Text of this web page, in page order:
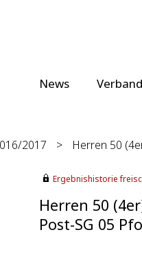
News Verband
2017 > Herren 50
Ergebnishistorie
Herren 50
Post-SG 05